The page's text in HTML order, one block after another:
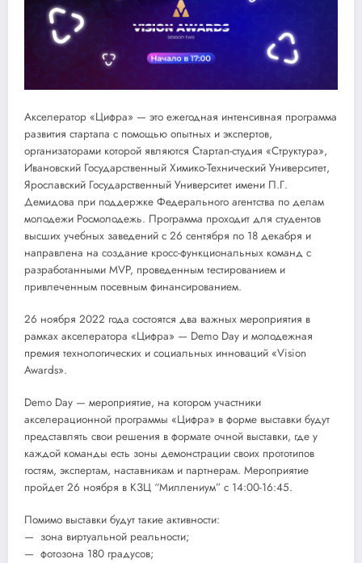
Акселератор «Цифра» — это ежегодная интенсивная программа
развития стартапа с помощью опытных и экспертов,
организаторами которой являются Стартап-студия «Структура»,
Ивановский Государственный Химико-Технический Университет,
Ярославский Государственный Университет имени П.Г.
Демидова при поддержке Федерального агентства по делам
молодежи Росмолодежь. Программа проходит для студентов
высших учебных заведений с 26 сентября по 18 декабря и
направлена на создание кросс-функциональных команд с
разработанными MVP, проведенным тестированием и
привлеченным посевным финансированием.
26 ноября 2022 года состоятся два важных мероприятия в
рамках акселератора «Цифра» — Demo Day и молодежная
премия технологических и социальных инноваций «Vision
Awards».
Demo Day — мероприятие, на котором участники
акселерационной программы «Цифра» в форме выставки будут
представлять свои решения в формате очной выставки, где у
каждой команды есть зоны демонстрации своих прототипов
гостям, экспертам, наставникам и партнерам. Мероприятие
пройдет 26 ноября в КЗЦ “Миллениум” с 14:00-16:45.
Помимо выставки будут такие активности:
— зона виртуальной реальности;
— фотозона 180 градусов;